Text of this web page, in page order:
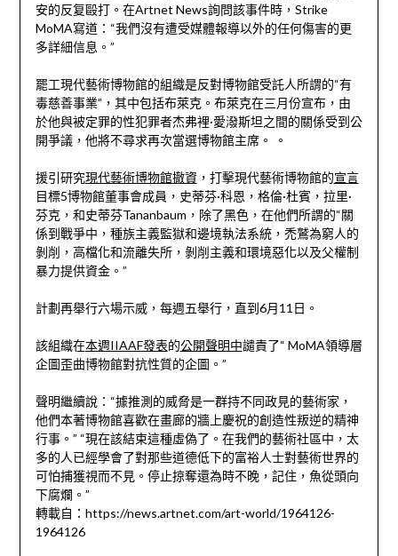
安的反复毆打。在Artnet News詢問該事件時，Strike
MoMA寫道：“我們沒有遭受媒體報導以外的任何傷害的更
多詳細信息。”
罷工現代藝術博物館的組織是反對博物館受託人所謂的“有
毒慈善事業”，其中包括布萊克。布萊克在三月份宣布，由
於他與被定罪的性犯罪者杰弗裡·愛潑斯坦之間的關係受到公
開爭議，他將不尋求再次當選博物館主席。 。
援引研究現代藝術博物館撤資， 打擊現代藝術博物館的宣言
目標5博物館董事會成員，史蒂芬·科恩，格倫·杜賓，拉里·
芬克，和史蒂芬Tananbaum，除了黑色，在他們所謂的“關
係到戰爭中，種族主義監獄和邊境執法系統，禿鷲為窮人的
剝削，高檔化和流離失所，剝削主義和環境惡化以及父權制
暴力提供資金。”
計劃再舉行六場示威，每週五舉行，直到6月11日。
該組織在本週IIAAF發表的公開聲明中譴責了“ MoMA領導層
企圖歪曲博物館對抗性質的企圖。”
聲明繼續說：“據推測的威脅是一群持不同政見的藝術家，
他們本著博物館喜歡在畫廊的牆上慶祝的創造性叛逆的精神
行事。” “現在該結束這種虛偽了。在我們的藝術社區中，太
多的人已經學會了對那些道德低下的富裕人士對藝術世界的
可怕捕獲視而不見。停止掠奪還為時不晚，記住，魚從頭向
下腐爛。”
轉載自：https://news.artnet.com/art-world/1964126-
1964126